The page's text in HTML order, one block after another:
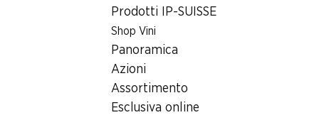
Prodotti IP-SUISSE
Shop Vini
Panoramica
Azioni
Assortimento
Esclusiva online